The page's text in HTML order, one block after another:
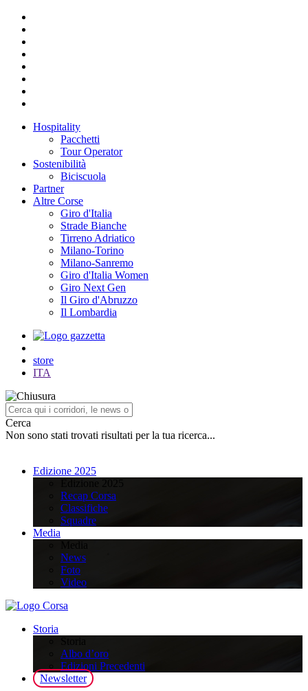
Hospitality
Pacchetti
Tour Operator
Sostenibilità
Biciscuola
Partner
Altre Corse
Giro d'Italia
Strade Bianche
Tirreno Adriatico
Milano-Torino
Milano-Sanremo
Giro d'Italia Women
Giro Next Gen
Il Giro d'Abruzzo
Il Lombardia
store
ITA
Cerca
Non sono stati trovati risultati per la tua ricerca...
Edizione 2025
Recap Corsa
Classifiche
Squadre
Media
News
Foto
Video
Storia
Albo d’oro
Edizioni Precedenti
Newsletter